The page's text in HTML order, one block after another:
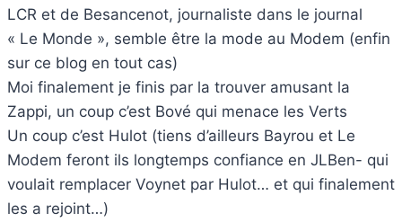
LCR et de Besancenot, journaliste dans le journal
« Le Monde », semble être la mode au Modem (enfin
sur ce blog en tout cas)
Moi finalement je finis par la trouver amusant la
Zappi, un coup c’est Bové qui menace les Verts
Un coup c’est Hulot (tiens d’ailleurs Bayrou et Le
Modem feront ils longtemps confiance en JLBen- qui
voulait remplacer Voynet par Hulot… et qui finalement
les a rejoint…)